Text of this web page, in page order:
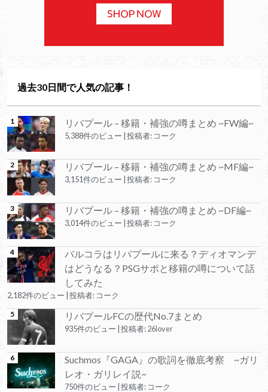
過去30日間で人気の記事！
リバプール – 移籍・補強の噂まとめ ~FW編~
5,388件のビュー 投稿者: コーク
リバプール – 移籍・補強の噂まとめ ~MF編~
3,151件のビュー 投稿者: コーク
リバプール – 移籍・補強の噂まとめ ~DF編~
3,014件のビュー 投稿者: コーク
バルコラはリバプールに来る？ディオマンデ
はどうなる？PSGサポと移籍の噂について話
してみた
2,182件のビュー 投稿者: コーク
リバプールFCの歴代No.7まとめ
935件のビュー 投稿者:26lover
Suchmos『GAGA』の歌詞を徹底考察 ~ガリ
レオ・ガリレイ説~
750件のビュー 投稿者: コーク